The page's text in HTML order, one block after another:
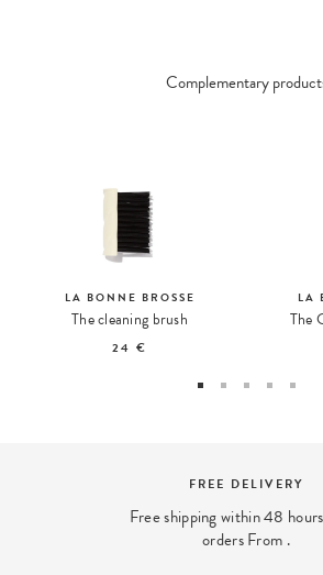
Complementary
LA BONNE BROSSE
The cleaning brush
24 €
LA
The
FREE DELIVERY
Free shipping within 48
orders From .